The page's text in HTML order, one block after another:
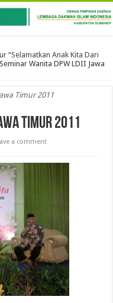
“Selamatkan Anak Kita Dari
Seminar Wanita DPW LDII Jawa
Timur 2011
Timur 2011
a comment